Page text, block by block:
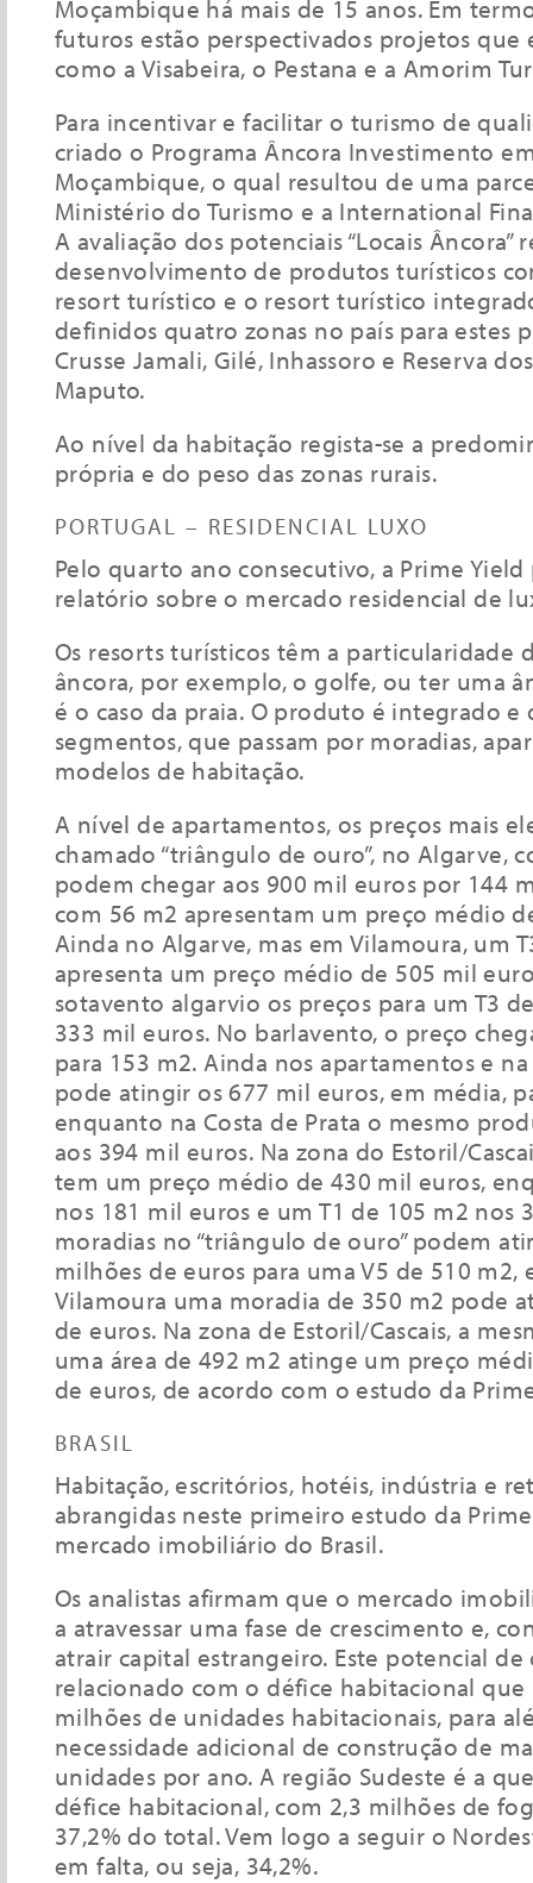
Moçambique há mais de 15 anos. Em
futuros estão perspectivados projetos que
como a Visabeira, o Pestana e a Amorim
Para incentivar e facilitar o turismo de
criado o Programa Âncora Investimento
Moçambique, o qual resultou de uma
Ministério do Turismo e a International
A avaliação dos potenciais “Locais Âncora”
desenvolvimento de produtos turísticos
resort turístico e o resort turístico
definidos quatro zonas no país para estes
Crusse Jamali, Gilé, Inhassoro e Reserva
Maputo.
Ao nível da habitação regista-se a
própria e do peso das zonas rurais.
PORTUGAL – RESIDENCIAL LUXO
Pelo quarto ano consecutivo, a Prime
relatório sobre o mercado residencial de
Os resorts turísticos têm a particularidade
âncora, por exemplo, o golfe, ou ter uma
é o caso da praia. O produto é integrado
segmentos, que passam por moradias,
modelos de habitação.
A nível de apartamentos, os preços mais
chamado “triângulo de ouro”, no Algarve,
podem chegar aos 900 mil euros por 144
com 56 m2 apresentam um preço médio
Ainda no Algarve, mas em Vilamoura, um
apresenta um preço médio de 505 mil
sotavento algarvio os preços para um T3
333 mil euros. No barlavento, o preço
para 153 m2. Ainda nos apartamentos e
pode atingir os 677 mil euros, em média,
enquanto na Costa de Prata o mesmo
aos 394 mil euros. Na zona do Estoril/
tem um preço médio de 430 mil euros,
nos 181 mil euros e um T1 de 105 m2 nos
moradias no “triângulo de ouro” podem
milhões de euros para uma V5 de 510 m2,
Vilamoura uma moradia de 350 m2 pode
de euros. Na zona de Estoril/Cascais, a
uma área de 492 m2 atinge um preço
de euros, de acordo com o estudo da
BRASIL
Habitação, escritórios, hotéis, indústria e
abrangidas neste primeiro estudo da
mercado imobiliário do Brasil.
Os analistas afirmam que o mercado
a atravessar uma fase de crescimento e,
atrair capital estrangeiro. Este potencial de
relacionado com o défice habitacional que
milhões de unidades habitacionais, para
necessidade adicional de construção de
unidades por ano. A região Sudeste é a
défice habitacional, com 2,3 milhões de
37,2% do total. Vem logo a seguir o
em falta, ou seja, 34,2%.